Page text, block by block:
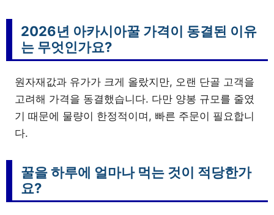
2026년 아카시아꿀 가격이 동결된 이유
는 무엇인가요?
원자재값과 유가가 크게 올랐지만, 오랜 단골 고객을
고려해 가격을 동결했습니다. 다만 양봉 규모를 줄였
기 때문에 물량이 한정적이며, 빠른 주문이 필요합니
다.
꿀을 하루에 얼마나 먹는 것이 적당한가
요?